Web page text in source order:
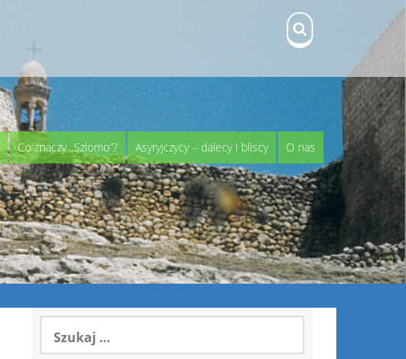
Co znaczy „Szlomo”? Asyryjczycy – dalecy i bliscy O nas
Szukaj: